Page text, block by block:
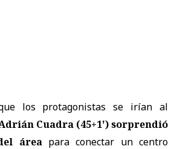
los protagonistas se irían al
Cuadra (45+1') sorprendió
áreapara conectar un centro